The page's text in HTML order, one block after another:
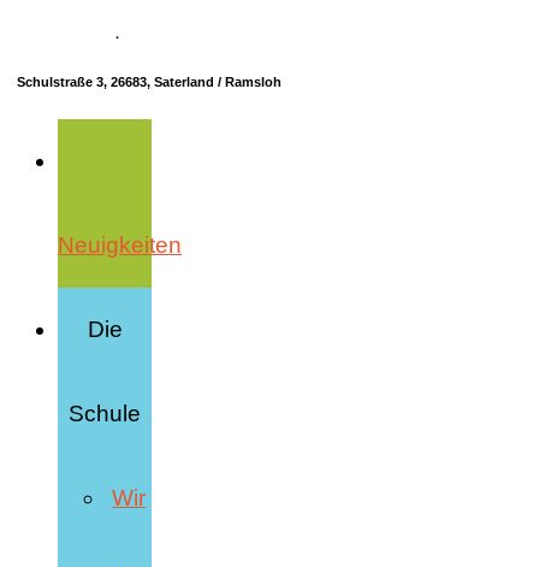
·
Schulstraße 3, 26683, Saterland / Ramsloh
Neuigkeiten
Die
Schule
Wir